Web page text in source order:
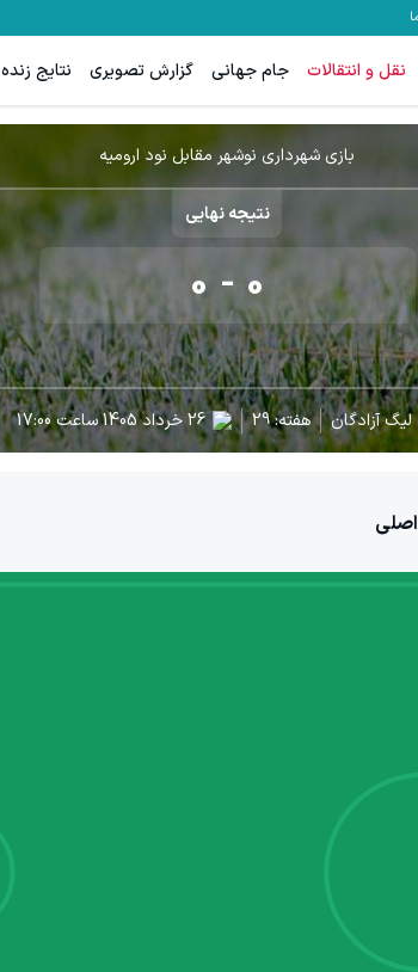
نقل و انتقالات جام جهانی گزارش تصویری نتایج زنده
بازی شهرداری نوشهر مقابل نود ارومیه
نتیجه نهایی
0
-
0
لیگ آزادگان هفته:29 26 خرداد 1405 ساعت17:00